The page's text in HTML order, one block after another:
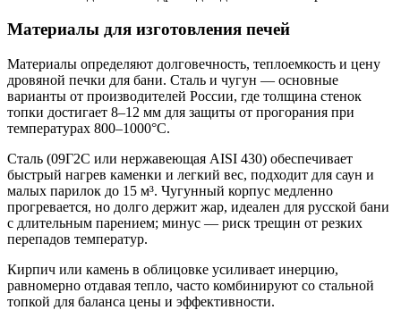
Материалы для изготовления печей
Материалы определяют долговечность, теплоемкость и цену
дровяной печки для бани. Сталь и чугун — основные
варианты от производителей России, где толщина стенок
топки достигает 8–12 мм для защиты от прогорания при
температурах 800–1000°C.
Сталь (09Г2С или нержавеющая AISI 430) обеспечивает
быстрый нагрев каменки и легкий вес, подходит для саун и
малых парилок до 15 м³. Чугунный корпус медленно
прогревается, но долго держит жар, идеален для русской бани
с длительным парением; минус — риск трещин от резких
перепадов температур.
Кирпич или камень в облицовке усиливает инерцию,
равномерно отдавая тепло, часто комбинируют со стальной
топкой для баланса цены и эффективности.